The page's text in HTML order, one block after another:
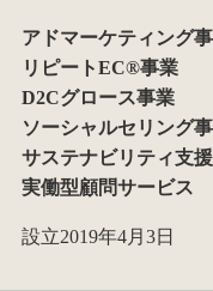
アドマーケティング
リピートEC®事業
D2Cグロース事業
ソーシャルセリング
サステナビリティ支
実働型顧問サービス
設立2019年4月3日